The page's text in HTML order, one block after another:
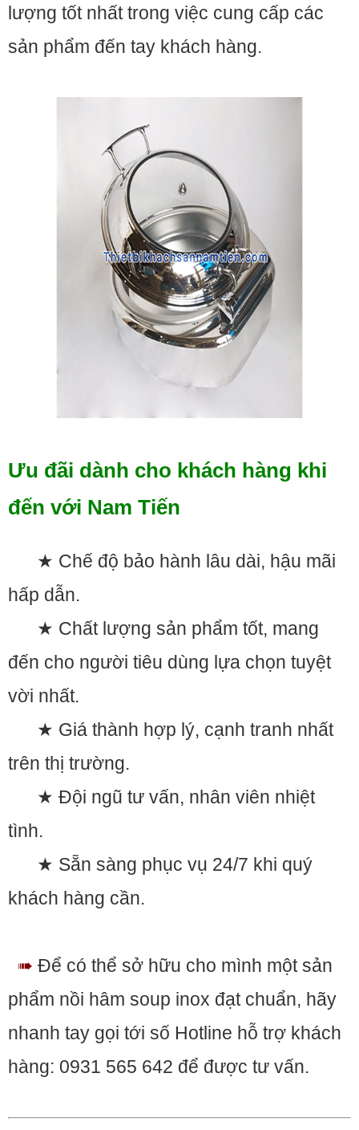
lượng tốt nhất trong việc cung cấp các
sản phẩm đến tay khách hàng.
Ưu đãi dành cho khách hàng khi
đến với Nam Tiến
★ Chế độ bảo hành lâu dài, hậu mãi
hấp dẫn.
★ Chất lượng sản phẩm tốt, mang
đến cho người tiêu dùng lựa chọn tuyệt
vời nhất.
★ Giá thành hợp lý, cạnh tranh nhất
trên thị trường.
★ Đội ngũ tư vấn, nhân viên nhiệt
tình.
★ Sẵn sàng phục vụ 24/7 khi quý
khách hàng cần.
➠ Để có thể sở hữu cho mình một sản
phẩm nồi hâm soup inox đạt chuẩn, hãy
nhanh tay gọi tới số Hotline hỗ trợ khách
hàng: 0931 565 642 để được tư vấn.